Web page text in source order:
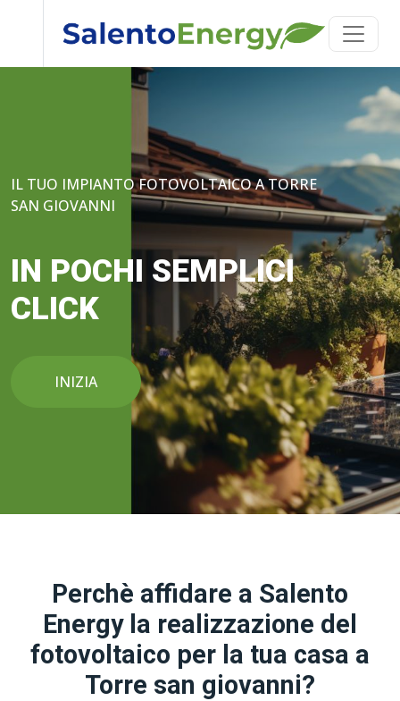
IL TUO IMPIANTO FOTOVOLTAICO A TORRE
SAN GIOVANNI
IN POCHI SEMPLICI
CLICK
INIZIA
Perchè affidare a Salento
Energy la realizzazione del
fotovoltaico per la tua casa a
Torre san giovanni?